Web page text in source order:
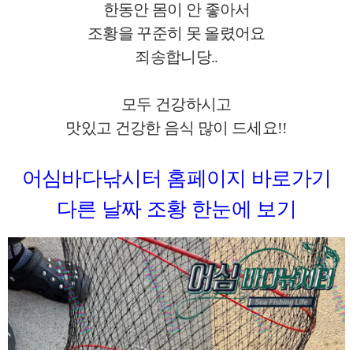
한동안 몸이 안 좋아서
조황을 꾸준히 못 올렸어요
죄송합니당..
모두 건강하시고
맛있고 건강한 음식 많이 드세요!!
어심바다낚시터 홈페이지 바로가기
다른 날짜 조황 한눈에 보기